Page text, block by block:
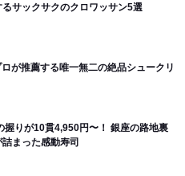
サックサクのクロワッサン5選
が推薦する唯一無二の絶品シュークリ
握りが10貫4,950円〜！ 銀座の路地裏
まった感動寿司